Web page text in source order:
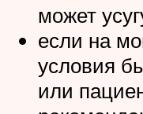
может
если на
условия
или